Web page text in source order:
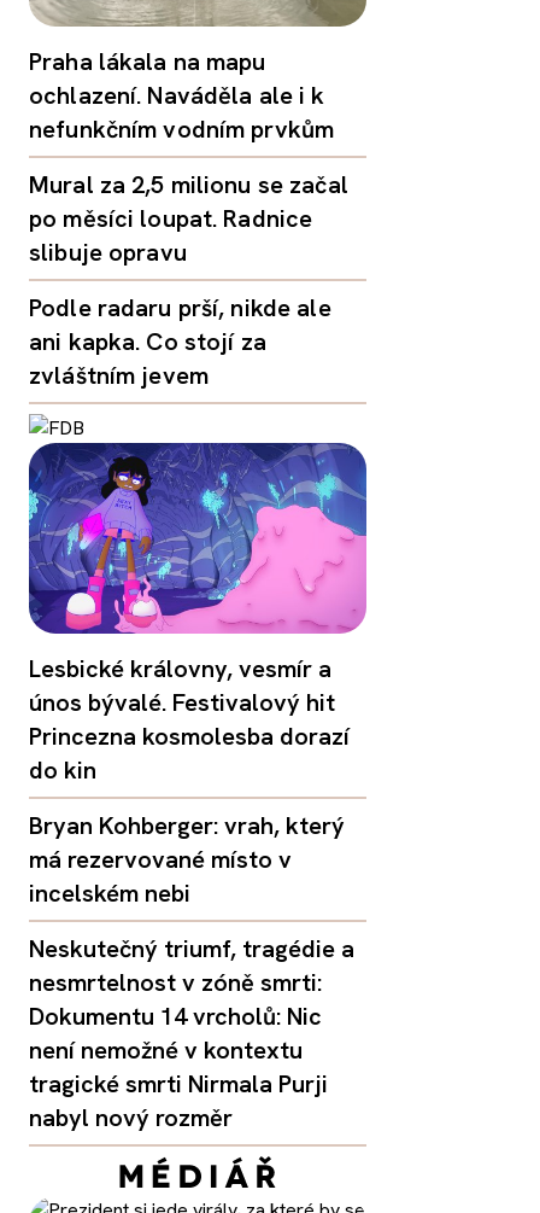
Praha lákala na mapu
ochlazení. Naváděla ale i k
nefunkčním vodním prvkům
Mural za 2,5 milionu se začal
po měsíci loupat. Radnice
slibuje opravu
Podle radaru prší, nikde ale
ani kapka. Co stojí za
zvláštním jevem
Lesbické královny, vesmír a
únos bývalé. Festivalový hit
Princezna kosmolesba dorazí
do kin
Bryan Kohberger: vrah, který
má rezervované místo v
incelském nebi
Neskutečný triumf, tragédie a
nesmrtelnost v zóně smrti:
Dokumentu 14 vrcholů: Nic
není nemožné v kontextu
tragické smrti Nirmala Purji
nabyl nový rozměr